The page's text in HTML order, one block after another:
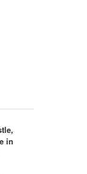
in